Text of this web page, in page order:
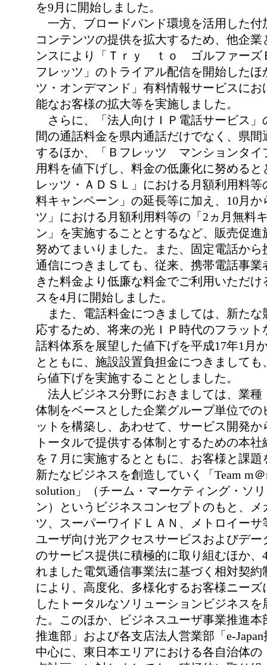
を9月に開始しました。
一方、ブロードバンド環境を活用した付
コンテンツの提供を拡大するため、他企業
ンスにより「Ｔｒｙ ｔｏ ゴルファー
フレッツ」のトライアル配信を開始したほ
ツ・オンデマンド」有料情報サービスにお
能なお客様の拡大等を実施しました。
さらに、「法人向けＩＰ電話サービス」
間の通話料金を県内通話だけでなく、県間
するほか、「Ｂフレッツ マンションタイ
用料を値下げし、料金の低廉化に努めると
レッツ・ＡＤＳＬ」における月額利用料等
料キャンペーン」の延長等に加え、10月か
ツ」における月額利用料等の「2ヵ月無料
ン」を実施することとするなど、販売促進
努めてまいりました。また、固定電話から
通信につきましても、従来、携帯電話事業
きた料金より低廉な料金でご利用いただけ
スを4月に開始しました。
また、電話料金につきましては、新たな
応するため、将来の光ＩＰ時代のフラット
話料体系を展望した値下げを平成17年1月
とともに、施設設置負担金につきましても
ら値下げを実施することとしました。
法人ビジネス分野におきましては、業種
体制をベースとした企業グループ単位での
ットを構築し、あわせて、サービス開発か
トータルで提供する体制とするための本
を７月に実施するとともに、お客様と課題
新たなビジネスを創造していく「Team m
solution」（チーム・マーケティング・ソ
ン）というビジネスコンセプトのもと、メ
ツ、スーパーワイドＬＡＮ、メトロイーサ
ユーザ向け光アクセスサービスおよびデー
のサービス提供に積極的に取り組むほか、
れました電気通信事業法に基づく相対契約
により、高度化、多様化するお客様ニーズ
したトータルなソリューションビジネスを
た。このほか、ビジネスユーザ事業推進本
推進部」および各支店法人営業部「e-
中心に、東日本エリアにおける各自治体の